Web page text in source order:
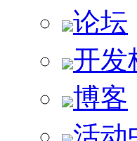
论坛
开发
博客